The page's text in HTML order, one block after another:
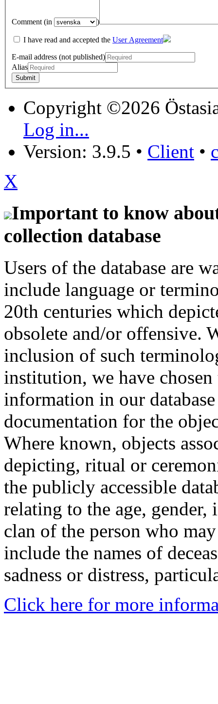
Comment (in )
I have read and accepted the User Agreement
E-mail address (not published)
Alias
Copyright ©2026
Log in...
Version: 3.9.5 • Client •
X
Important to know
collection database
Users of the database are
include language or
20th centuries which
obsolete and/or offensive.
inclusion of such
institution, we have
information in our
documentation for the
Where known, objects
depicting, ritual or
the publicly accessible
relating to the age,
clan of the person who
include the names of
sadness or distress,
Click here for more